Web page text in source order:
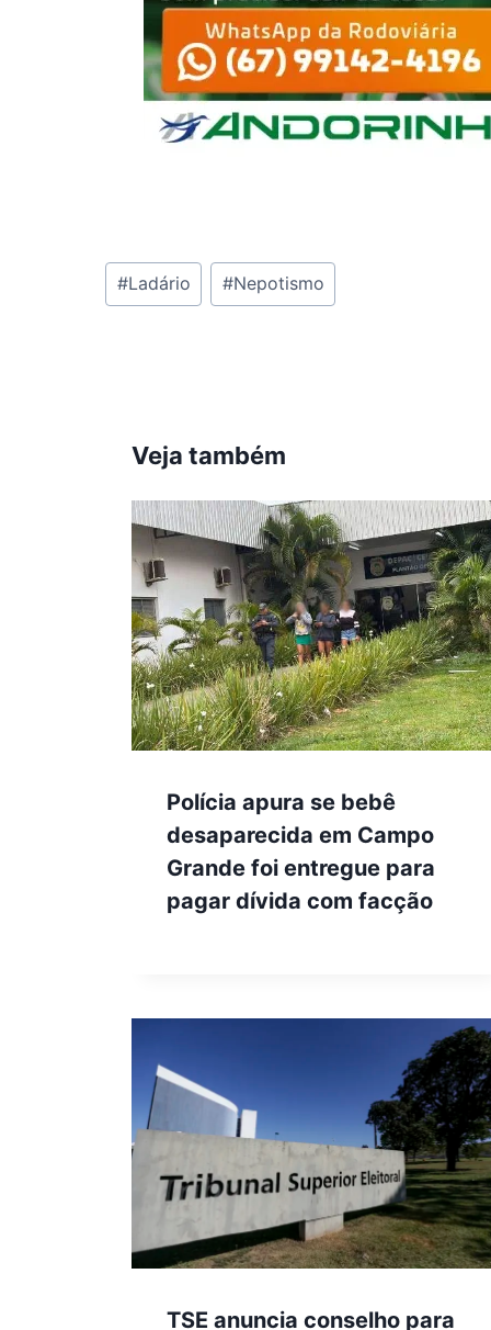
Tags
do
#Ladário #Nepotismo
Veja também
Polícia apura se bebê
desaparecida em Campo
Grande foi entregue para
pagar dívida com facção
TSE anuncia conselho para